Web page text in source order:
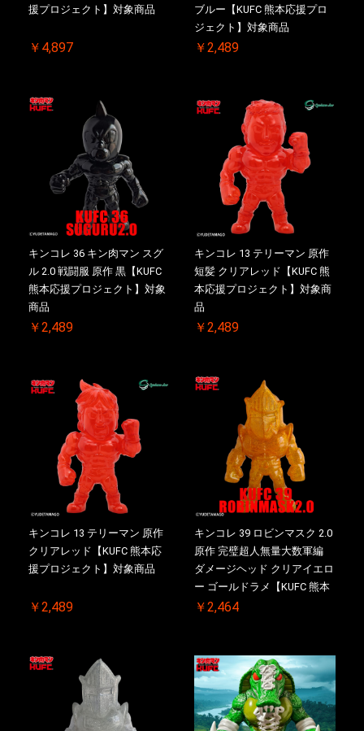
援プロジェクト】対象商品
￥4,897
ブルー【KUFC 熊本応援プロ
ジェクト】対象商品
￥2,489
キンコレ 36 キン肉マン スグ
ル 2.0 戦闘服 原作 黒【KUFC
熊本応援プロジェクト】対象
商品
￥2,489
キンコレ 13 テリーマン 原作
短髪 クリアレッド【KUFC 熊
本応援プロジェクト】対象商
品
￥2,489
キンコレ 13 テリーマン 原作
クリアレッド【KUFC 熊本応
援プロジェクト】対象商品
￥2,489
キンコレ 39 ロビンマスク 2.0
原作 完璧超人無量大数軍編
ダメージヘッド クリアイエロ
ー ゴールドラメ【KUFC 熊本
応援プロジェクト】対象商品
￥2,464